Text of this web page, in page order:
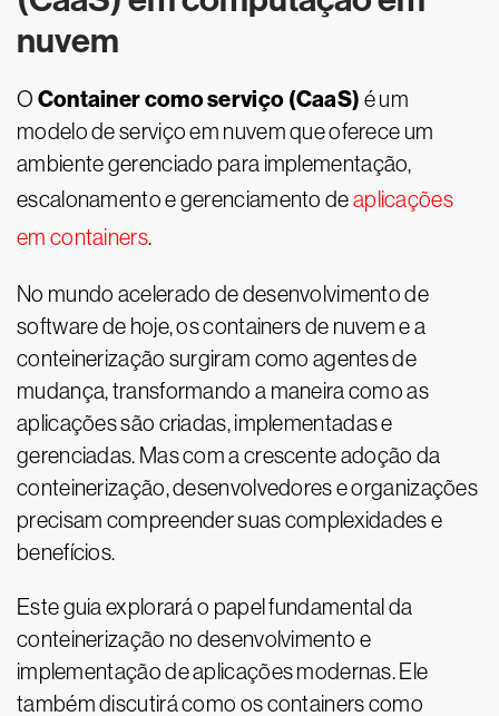
nuvem
O Container como serviço (CaaS) é um
modelo de serviço em nuvem que oferece um
ambiente gerenciado para implementação,
escalonamento e gerenciamento deaplicações
em containers.
No mundo acelerado de desenvolvimento de
software de hoje, os containers de nuvem e a
conteinerização surgiram como agentes de
mudança, transformando a maneira como as
aplicações são criadas, implementadas e
gerenciadas. Mas com a crescente adoção da
conteinerização, desenvolvedores e organizações
precisam compreender suas complexidades e
benefícios.
Este guia explorará o papel fundamental da
conteinerização no desenvolvimento e
implementação de aplicações modernas. Ele
também discutirá como os containers como